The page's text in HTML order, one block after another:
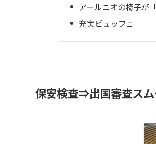
アールニオの椅子が
充実ビュッフェ
保安検査⇒出国審査ス